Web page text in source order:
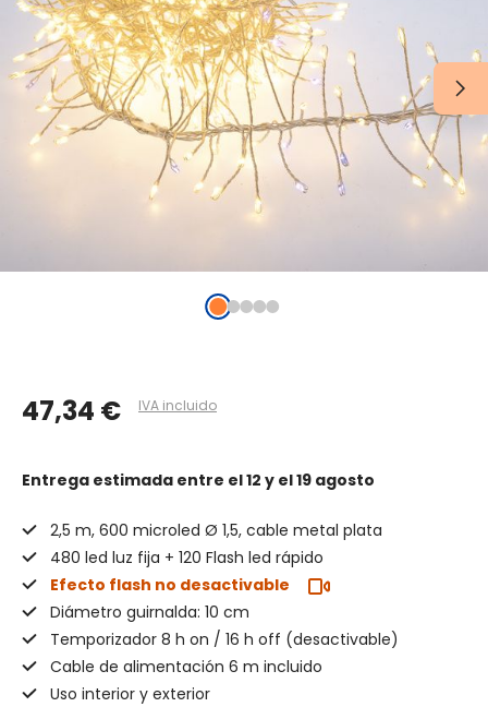
47,34 € IVA incluido
Entrega estimada entre el 12 y el 19 agosto
2,5 m, 600 microled Ø 1,5, cable metal plata
480 led luz fija + 120 Flash led rápido
Efecto flash no desactivable
Diámetro guirnalda: 10 cm
Temporizador 8 h on / 16 h off (desactivable)
Cable de alimentación 6 m incluido
Uso interior y exterior